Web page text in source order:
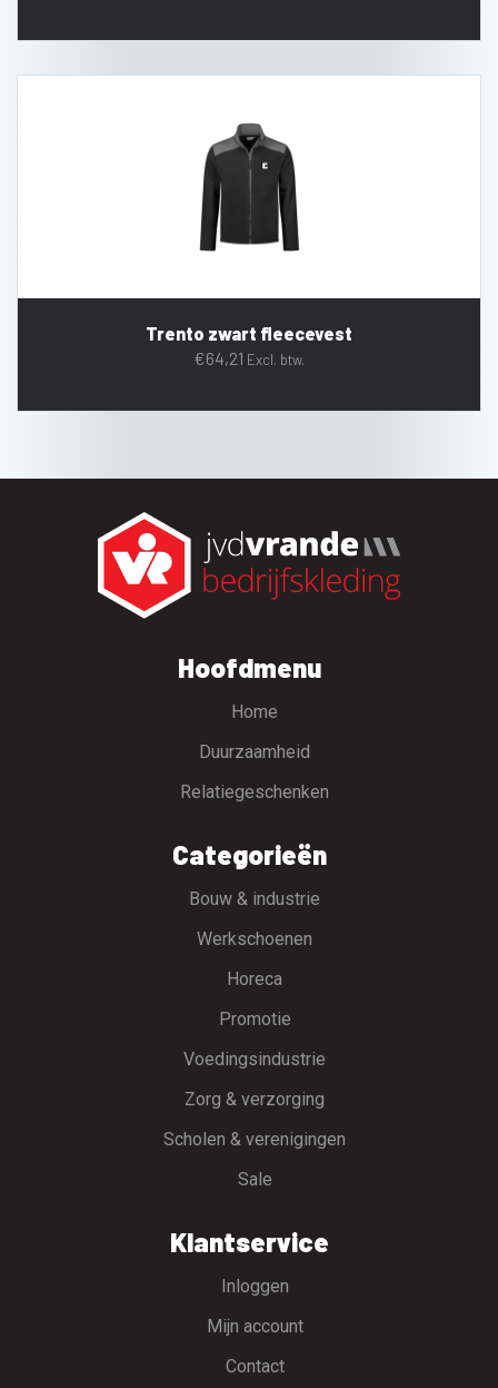
Trento zwart fleecevest
€64,21 Excl. btw.
Hoofdmenu
Home
Duurzaamheid
Relatiegeschenken
Categorieën
Bouw & industrie
Werkschoenen
Horeca
Promotie
Voedingsindustrie
Zorg & verzorging
Scholen & verenigingen
Sale
Klantservice
Inloggen
Mijn account
Contact